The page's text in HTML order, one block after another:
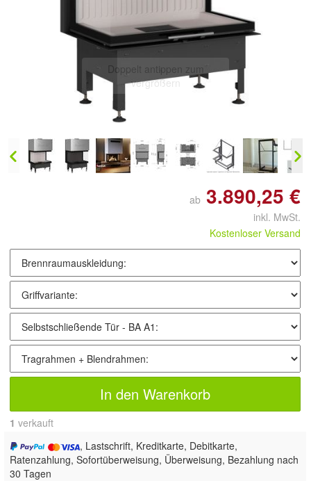
Doppelt antippen zum
vergrößern
ab 3.890,25 €
inkl. MwSt.
Kostenloser Versand
In den Warenkorb
1 verkauft
, Lastschrift, Kreditkarte, Debitkarte,
Ratenzahlung, Sofortüberweisung, Überweisung, Bezahlung nach
30 Tagen